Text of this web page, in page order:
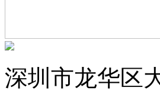
深圳市龙华区